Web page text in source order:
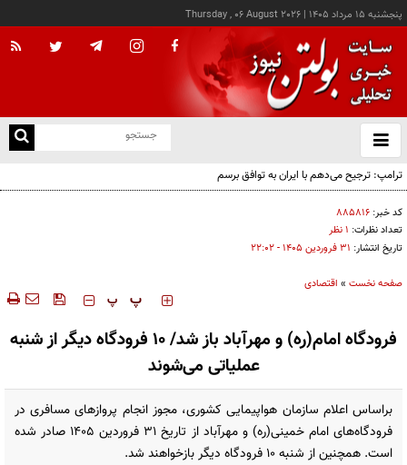
پنجشنبه ۱۵ مرداد ۱۴۰۵ |
Thursday , 06 August 2026
باز
و
ترامپ: ترجیح می‌دهم با ایران به توافق برسم
کد خبر: ۸۸۵۸۱۶
تعداد نظرات: ۱ نظر
تاریخ انتشار: ۳۱ فروردين ۱۴۰۵ - ۲۲:۰۲
صفحه نخست » اقتصادی
‍‍‍ پ پ
فرودگاه امام(ره) و مهرآباد باز شد/ ۱۰ فرودگاه دیگر از شنبه
عملیاتی می‌شوند
براساس اعلام سازمان هواپیمایی کشوری، مجوز انجام پروازهای مسافری در
فرودگاه‌های امام خمینی(ره) و مهرآباد از تاریخ ۳۱ فروردین ۱۴۰۵ صادر شده
است. همچنین از شنبه ۱۰ فرودگاه دیگر بازخواهند شد.